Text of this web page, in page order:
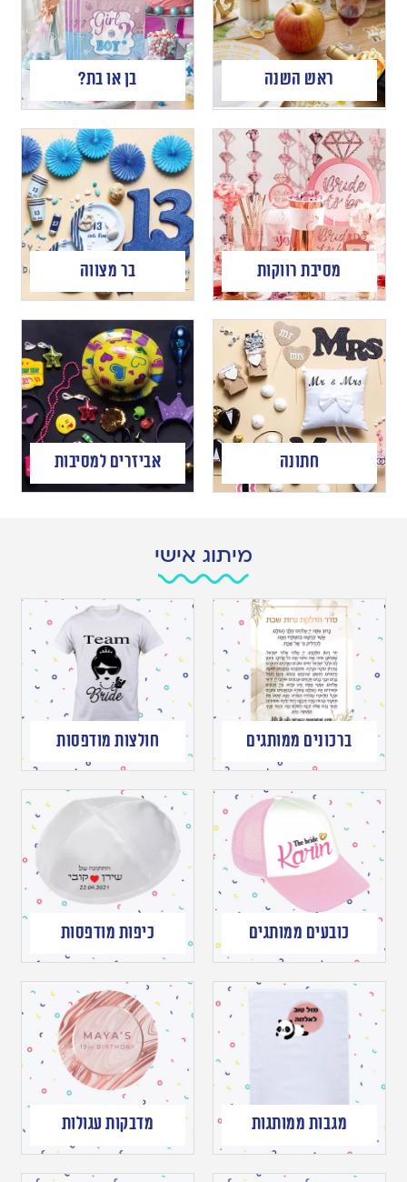
ראש השנה בן או בת?
מסיבת רווקות בר מצווה
חתונה אביזרים למסיבות
מיתוג אישי
ברכונים ממותגים חולצות מודפסות
כובעים ממותגים כיפות מודפסות
מגבות ממותגות מדבקות עגולות